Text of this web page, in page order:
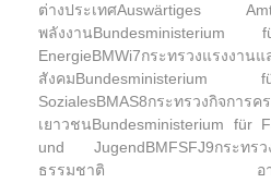
ต่างประเทศAuswärtiges
พลังงาน
EnergieBMWi7กระทรวงแรงงานแ
สังคม
SozialesBMAS8กระทรวงกิจกา
เยาวชนBundesministerium für
und JugendBMFSFJ9กระท
ธรรมชาติ อาคารและ